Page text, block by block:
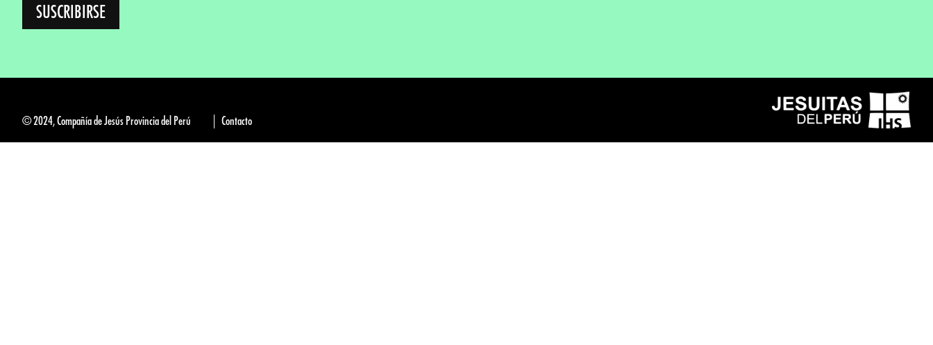
© 2024, Compañía de Jesús Provincia del Perú Contacto